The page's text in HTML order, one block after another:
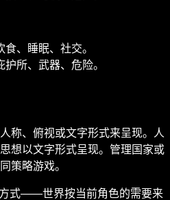
、睡眠、社交。
所、武器、危险。
称、俯视或文字形式来呈现。人
想以文字形式呈现。管理国家或
策略游戏。
式——世界按当前角色的需要来